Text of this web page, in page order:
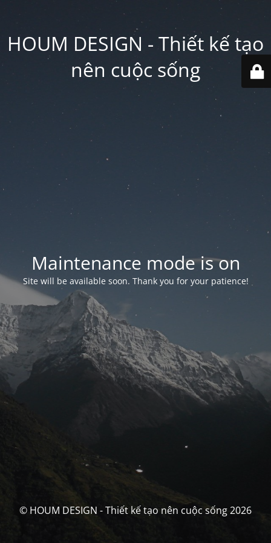
HOUM DESIGN - Thiết kế tạo
nên cuộc sống
Maintenance mode is on
Site will be available soon. Thank you for your patience!
© HOUM DESIGN - Thiết kế tạo nên cuộc sống 2026